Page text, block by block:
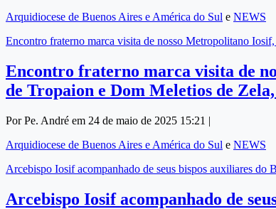
Arquidiocese de Buenos Aires e América do Sul e NEWS
Encontro fraterno marca visita de nosso Metropolitano
Encontro fraterno marca visita de
de Tropaion e Dom Meletios de
Por Pe. André em 24 de maio de 2025 15:21 |
Arquidiocese de Buenos Aires e América do Sul e NEWS
Arcebispo Iosif acompanhado de seus bispos auxiliares do
Arcebispo Iosif acompanhado de